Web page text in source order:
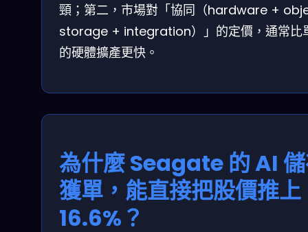
頸；第二，市場對「協同（hardware +
storage + integration）」的定價，通常比
的硬體擴產更快。
為什麼 Seagate 的 AI
獲單，能直接把股價推上
16.6%？